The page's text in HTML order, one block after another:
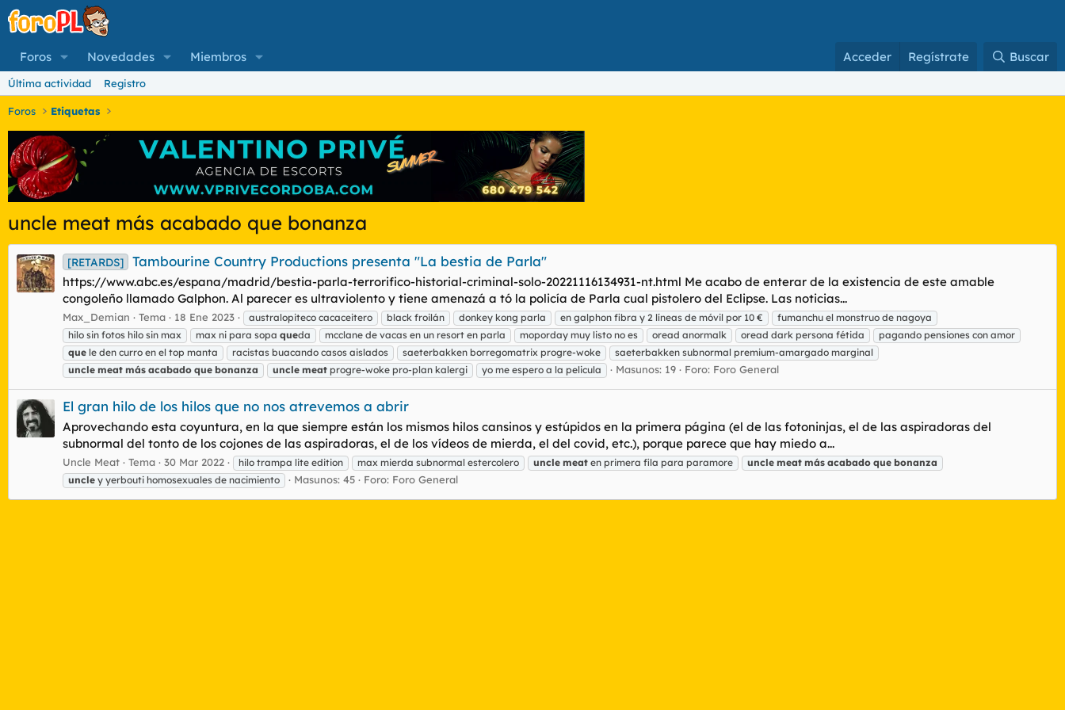
Foros Novedades Miembros Acceder Regístrate Buscar
Última actividad Registro
Foros Etiquetas
uncle meat más acabado que bonanza
[RETARDS] Tambourine Country Productions presenta "La bestia de Parla"
https://www.abc.es/espana/madrid/bestia-parla-terrorifico-historial-criminal-solo-20221116134931-nt.html Me acabo de enterar de la existencia de este amable
congoleño llamado Galphon. Al parecer es ultraviolento y tiene amenazá a tó la policía de Parla cual pistolero del Eclipse. Las noticias...
Max_Demian Tema 18 Ene 2023 australopiteco cacaceitero black froilán donkey kong parla en galphon fibra y 2 líneas de móvil por 10 €
fumanchu el monstruo de nagoya
hilo sin fotos hilo sin max
max ni para sopa queda mcclane de vacas en un resort en parla moporday muy listo no es oread anormalk oread dark persona fétida
pagando pensiones con amor
que le den curro en el top manta racistas buacando casos aislados saeterbakken borregomatrix progre-woke
saeterbakken subnormal premium-amargado marginal
uncle meat más acabado que bonanza uncle meat progre-woke pro-plan kalergi yo me espero a la pelicula Masunos: 19 Foro: Foro General
El gran hilo de los hilos que no nos atrevemos a abrir
Aprovechando esta coyuntura, en la que siempre están los mismos hilos cansinos y estúpidos en la primera página (el de las fotoninjas, el de las aspiradoras del
subnormal del tonto de los cojones de las aspiradoras, el de los vídeos de mierda, el del covid, etc.), porque parece que hay miedo a...
Uncle Meat Tema 30 Mar 2022 hilo trampa lite edition max mierda subnormal estercolero uncle meat en primera fila para paramore uncle meat más acabado que bonanza
uncle y yerbouti homosexuales de nacimiento Masunos: 45 Foro: Foro General